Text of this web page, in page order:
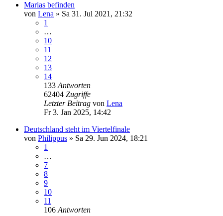
Marias befinden
von Lena » Sa 31. Jul 2021, 21:32
1
…
10
11
12
13
14
133 Antworten
62404 Zugriffe
Letzter Beitrag von Lena
Fr 3. Jan 2025, 14:42
Deutschland steht im Viertelfinale
von Philippus » Sa 29. Jun 2024, 18:21
1
…
7
8
9
10
11
106 Antworten